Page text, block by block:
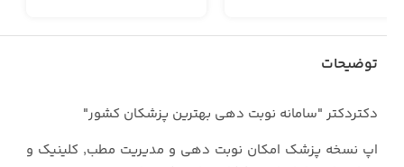
توضیحات
دکتردکتر "سامانه نوبت دهی بهترین پزشکان کشور"
اپ نسخه پزشک امکان نوبت دهی و مدیریت مطب, کلینیک و